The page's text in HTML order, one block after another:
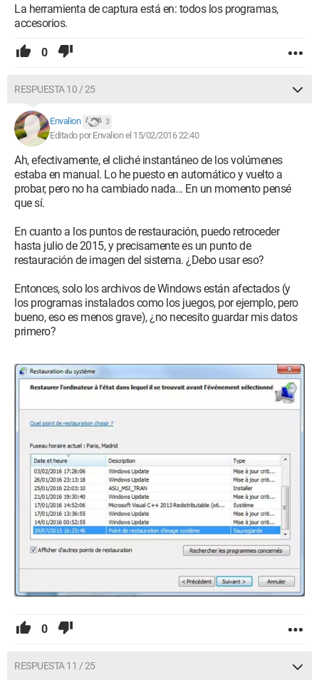
La herramienta de captura está en: todos los programas,
accesorios.
0
RESPUESTA 10 / 25
Envalion 3
Editado por Envalion el 15/02/2016 22:40
Ah, efectivamente, el cliché instantáneo de los volúmenes
estaba en manual. Lo he puesto en automático y vuelto a
probar, pero no ha cambiado nada... En un momento pensé
que sí.
En cuanto a los puntos de restauración, puedo retroceder
hasta julio de 2015, y precisamente es un punto de
restauración de imagen del sistema. ¿Debo usar eso?
Entonces, solo los archivos de Windows están afectados (y
los programas instalados como los juegos, por ejemplo, pero
bueno, eso es menos grave), ¿no necesito guardar mis datos
primero?
0
RESPUESTA 11 / 25